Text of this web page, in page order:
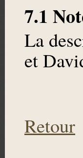
7.1
La
et
Retour